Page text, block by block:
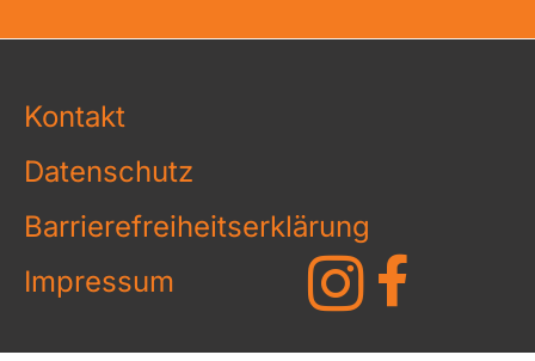
Kontakt
Datenschutz
Barrierefreiheitserklärung
Impressum